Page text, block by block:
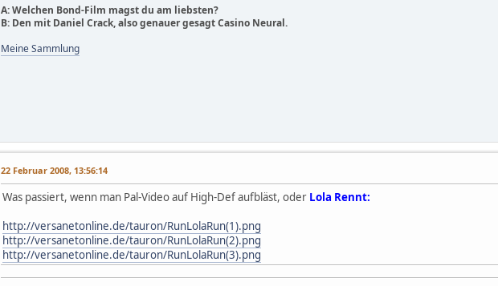
A: Welchen Bond-Film magst du am liebsten?
B: Den mit Daniel Crack, also genauer gesagt Casino Neural.
Meine Sammlung
22 Februar 2008, 13:56:14
Was passiert, wenn man Pal-Video auf High-Def aufbläst, oder Lola Rennt:
http://versanetonline.de/tauron/RunLolaRun(1).png
http://versanetonline.de/tauron/RunLolaRun(2).png
http://versanetonline.de/tauron/RunLolaRun(3).png